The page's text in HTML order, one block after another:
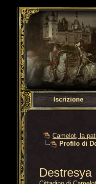
Iscrizione
Camelot, la
Profilo di
Destresya